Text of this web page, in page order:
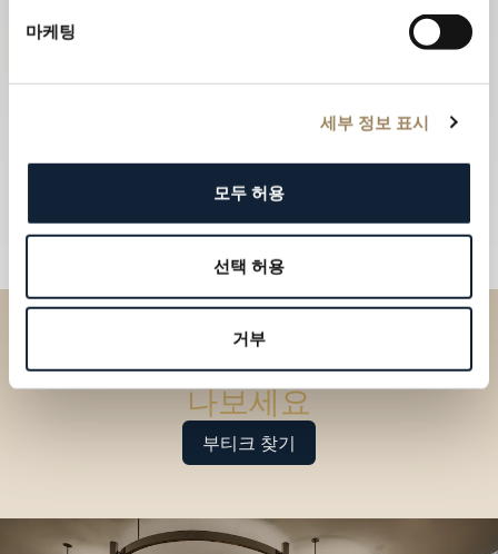
마케팅
세부 정보 표시
모두 허용
선택 허용
거부
부티크에서 브레게 컬렉션을 만
나보세요
부티크 찾기